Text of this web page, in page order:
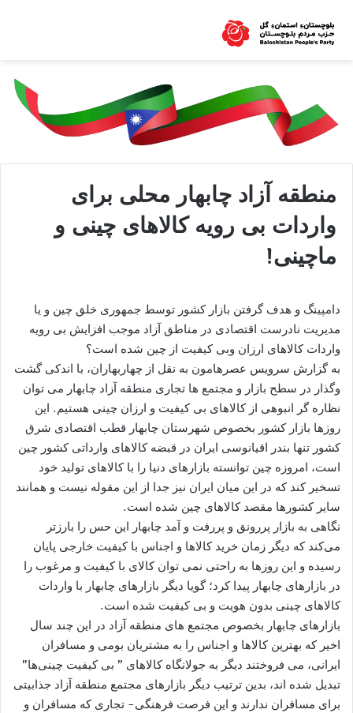
منطقه آزاد چابهار محلی برای
واردات بی رویه کالاهای چینی و
ماچینی!
دامپینگ و هدف گرفتن بازار کشور توسط جمهوری خلق چین و یا
مدیریت نادرست اقتصادی در مناطق آزاد موجب افزایش بی رویه
واردات کالاهای ارزان وبی کیفیت از چین شده است؟
به گزارش سرویس عصرهامون به نقل از چهاربهاران، با اندکی گشت
وگذار در سطح بازار و مجتمع ها تجاری منطقه آزاد چابهار می توان
نظاره گر انبوهی از کالاهای بی کیفیت و ارزان چینی هستیم. این
روزها بازار کشور بخصوص شهرستان چابهار قطب اقتصادی شرق
کشور تنها بندر اقیانوسی ایران در قبضه کالاهای وارداتی کشور چین
است، امروزه چین توانسته بازارهای دنیا را با کالاهای تولید خود
تسخیر کند که در این میان ایران نیز جدا از این مقوله نیست و همانند
سایر کشورها مقصد کالاهای چین شده است.
نگاهی به بازار پررونق و پررفت و آمد چابهار این حس را بارزتر
می‌کند که دیگر زمان خرید کالاها و اجناس با کیفیت خارجی پایان
رسیده و این روزها به راحتی نمی توان کالای با کیفیت و مرغوب را
در بازارهای چابهار پیدا کرد؛ گویا دیگر بازارهای چابهار با واردات
کالاهای چینی بدون هویت و بی کیفیت شده است.
بازارهای چابهار بخصوص مجتمع های منطقه آزاد در این چند سال
اخیر که بهترین کالاها و اجناس را به مشتریان بومی و مسافران
ایرانی، می فروختند دیگر به جولانگاه کالاهای ” بی کیفیت‌ چینی‌ها”
تبدیل شده اند، بدین ترتیب دیگر بازارهای مجتمع منطقه آزاد جذابیتی
برای مسافران ندارند و این فرصت فرهنگی- تجاری که مسافران و